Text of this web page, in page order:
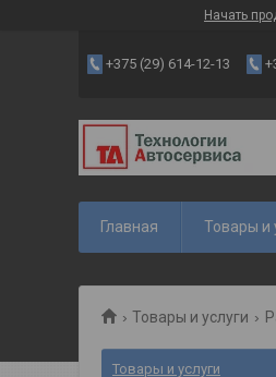
Начать
+375 (29) 614-12-13
Главная Товары и
Товары и услуги
Товары и услуги